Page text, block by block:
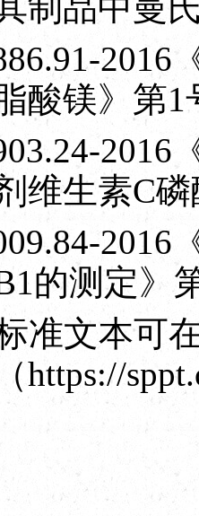
2016
酸镁》第1
2016
维生素C
2016
的测定》
文本可
https://